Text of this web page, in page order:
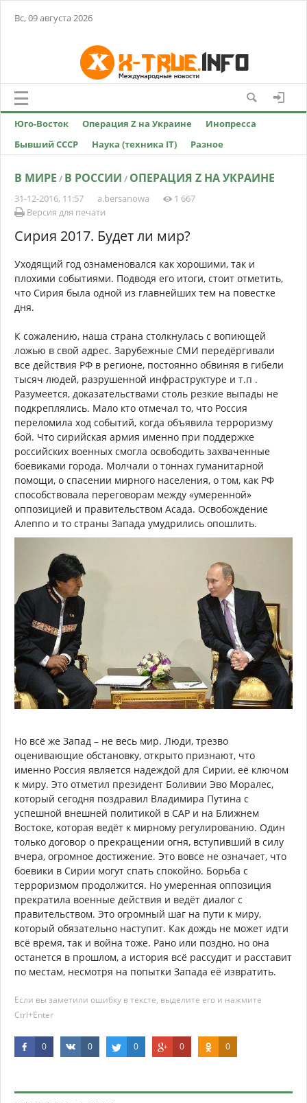
Вс, 09 августа 2026
Юго-Восток Операция Z на Украине
Инопресса
Бывший СССР
Наука (техника IT) Разное
В МИРЕ / В РОССИИ / ОПЕРАЦИЯ Z НА УКРАИНЕ
31-12-2016, 11:57 a.bersanowa
1 667
Версия для печати
Сирия 2017. Будет ли мир?
Уходящий год ознаменовался как хорошими, так и
плохими событиями. Подводя его итоги, стоит отметить,
что Сирия была одной из главнейших тем на повестке
дня.
К сожалению, наша страна столкнулась с вопиющей
ложью в свой адрес. Зарубежные СМИ передёргивали
все действия РФ в регионе, постоянно обвиняя в гибели
тысяч людей, разрушенной инфраструктуре и т.п .
Разумеется, доказательствами столь резкие выпады не
подкреплялись. Мало кто отмечал то, что Россия
переломила ход событий, когда объявила терроризму
бой. Что сирийская армия именно при поддержке
российских военных смогла освободить захваченные
боевиками города. Молчали о тоннах гуманитарной
помощи, о спасении мирного населения, о том, как РФ
способствовала переговорам между «умеренной»
оппозицией и правительством Асада. Освобождение
Алеппо и то страны Запада умудрились опошлить.
Но всё же Запад – не весь мир. Люди, трезво
оценивающие обстановку, открыто признают, что
именно Россия является надеждой для Сирии, её ключом
к миру. Это отметил президент Боливии Эво Моралес,
который сегодня поздравил Владимира Путина с
успешной внешней политикой в САР и на Ближнем
Востоке, которая ведёт к мирному регулированию. Один
только договор о прекращении огня, вступивший в силу
вчера, огромное достижение. Это вовсе не означает, что
боевики в Сирии могут спать спокойно. Борьба с
терроризмом продолжится. Но умеренная оппозиция
прекратила военные действия и ведёт диалог с
правительством. Это огромный шаг на пути к миру,
который обязательно наступит. Как дождь не может идти
всё время, так и война тоже. Рано или поздно, но она
останется в прошлом, а история всё рассудит и расставит
по местам, несмотря на попытки Запада её извратить.
Если вы заметили ошибку в тексте, выделите его и нажмите
Ctrl+Enter
0 0 0 0 0